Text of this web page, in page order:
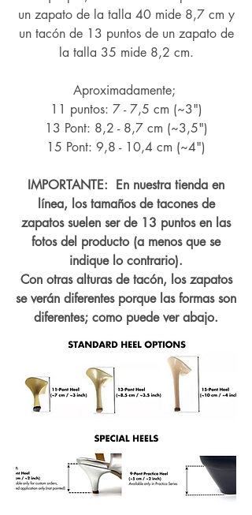
un zapato de la talla 40 mide 8,7 cm y
un tacón de 13 puntos de un zapato de
la talla 35 mide 8,2 cm.
Aproximadamente;
11 puntos: 7 - 7,5 cm (~3")
13 Pont: 8,2 - 8,7 cm (~3,5")
15 Pont: 9,8 - 10,4 cm (~4")
IMPORTANTE: En nuestra tienda en
línea, los tamaños de tacones de
zapatos suelen ser de 13 puntos en las
fotos del producto (a menos que se
indique lo contrario).
Con otras alturas de tacón, los zapatos
se verán diferentes porque las formas son
diferentes; como puede ver abajo.